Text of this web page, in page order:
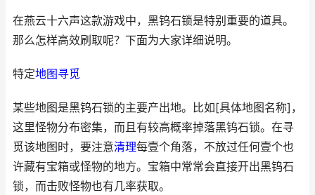
在燕云十六声这款游戏中，黑钨石锁是特别重要的道具。
那么怎样高效刷取呢？下面为大家详细说明。
特定地图寻觅
某些地图是黑钨石锁的主要产出地。比如[具体地图名称]，
这里怪物分布密集，而且有较高概率掉落黑钨石锁。在寻
觅该地图时，要注意清理每壹个角落，不放过任何壹个也
许藏有宝箱或怪物的地方。宝箱中常常会直接开出黑钨石
锁，而击败怪物也有几率获取。